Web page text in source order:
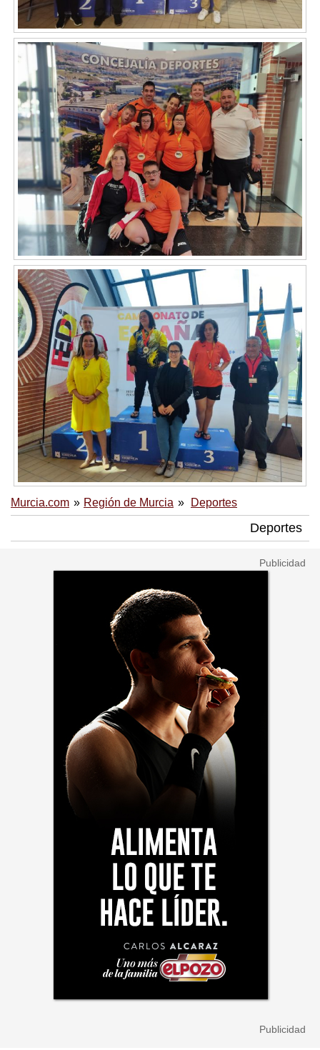
Murcia.com Región de Murcia Deportes
Deportes